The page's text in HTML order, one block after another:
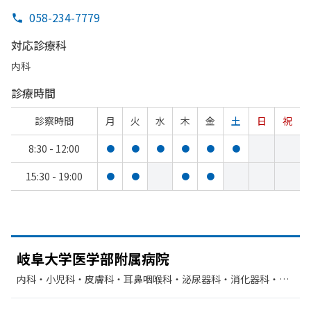
058-234-7779
対応診療科
内科
診療時間
診察時間 月 火 水 木 金 土 日
祝
8:30 - 12:00
● ● ● ● ● ●
15:30 - 19:00 ● ● ● ●
岐阜大学医学部附属病院
内科・​小児科・​皮膚科・​耳鼻咽喉科・​泌尿器科・​消化器科・​呼